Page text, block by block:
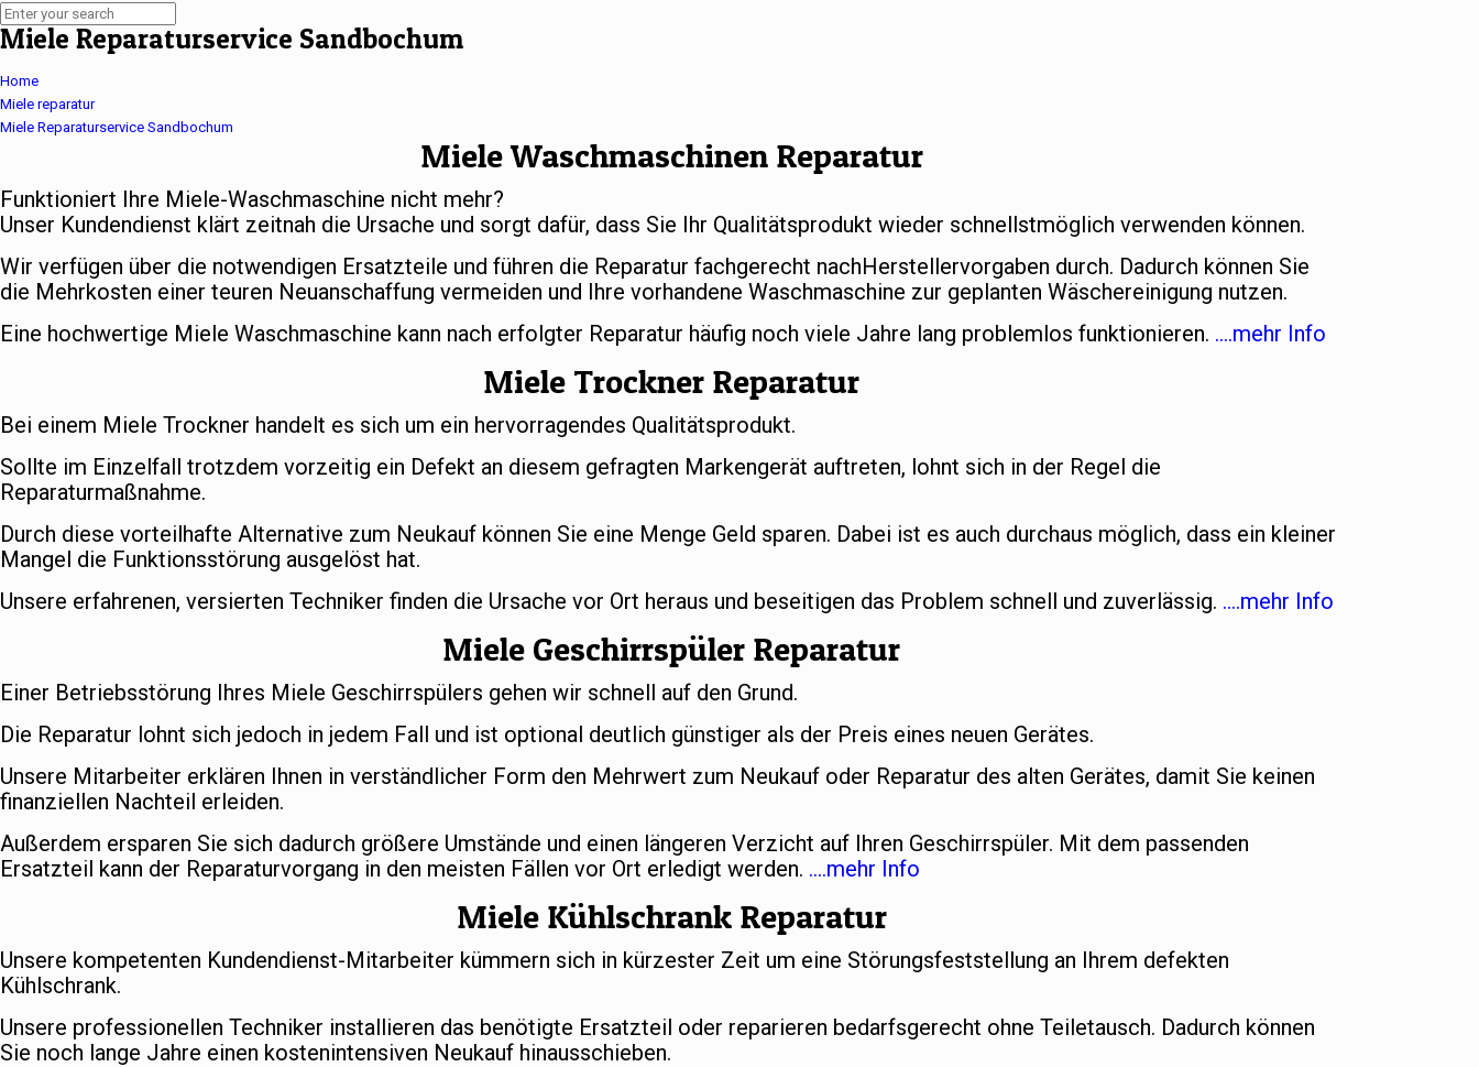
Miele Reparaturservice Sandbochum
Home
Miele reparatur
Miele Reparaturservice Sandbochum
Miele Waschmaschinen Reparatur
Funktioniert Ihre Miele-Waschmaschine nicht mehr?
Unser Kundendienst klärt zeitnah die Ursache und sorgt dafür, dass Sie Ihr Qualitätsprodukt wieder schnellstmöglich verwenden können.
Wir verfügen über die notwendigen Ersatzteile und führen die Reparatur fachgerecht nachHerstellervorgaben durch. Dadurch können Sie
die Mehrkosten einer teuren Neuanschaffung vermeiden und Ihre vorhandene Waschmaschine zur geplanten Wäschereinigung nutzen.
Eine hochwertige Miele Waschmaschine kann nach erfolgter Reparatur häufig noch viele Jahre lang problemlos funktionieren. ….mehr Info
Miele Trockner Reparatur
Bei einem Miele Trockner handelt es sich um ein hervorragendes Qualitätsprodukt.
Sollte im Einzelfall trotzdem vorzeitig ein Defekt an diesem gefragten Markengerät auftreten, lohnt sich in der Regel die
Reparaturmaßnahme.
Durch diese vorteilhafte Alternative zum Neukauf können Sie eine Menge Geld sparen. Dabei ist es auch durchaus möglich, dass ein kleiner
Mangel die Funktionsstörung ausgelöst hat.
Unsere erfahrenen, versierten Techniker finden die Ursache vor Ort heraus und beseitigen das Problem schnell und zuverlässig. ….mehr Info
Miele Geschirrspüler Reparatur
Einer Betriebsstörung Ihres Miele Geschirrspülers gehen wir schnell auf den Grund.
Die Reparatur lohnt sich jedoch in jedem Fall und ist optional deutlich günstiger als der Preis eines neuen Gerätes.
Unsere Mitarbeiter erklären Ihnen in verständlicher Form den Mehrwert zum Neukauf oder Reparatur des alten Gerätes, damit Sie keinen
finanziellen Nachteil erleiden.
Außerdem ersparen Sie sich dadurch größere Umstände und einen längeren Verzicht auf Ihren Geschirrspüler. Mit dem passenden
Ersatzteil kann der Reparaturvorgang in den meisten Fällen vor Ort erledigt werden. ….mehr Info
Miele Kühlschrank Reparatur
Unsere kompetenten Kundendienst-Mitarbeiter kümmern sich in kürzester Zeit um eine Störungsfeststellung an Ihrem defekten
Kühlschrank.
Unsere professionellen Techniker installieren das benötigte Ersatzteil oder reparieren bedarfsgerecht ohne Teiletausch. Dadurch können
Sie noch lange Jahre einen kostenintensiven Neukauf hinausschieben.